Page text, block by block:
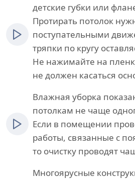
детские губки или
Протирать потолок
поступательными
тряпки по кругу
Не нажимайте на
не должен касаться
Влажная уборка
потолкам не чаще
Если в помещении
работы, связанные с
то очистку проводят
Многоярусные